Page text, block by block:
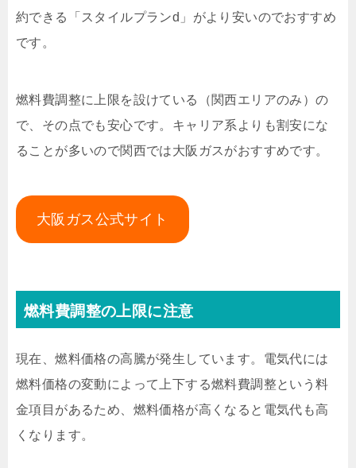
約できる「スタイルプランd」がより安いのでおすすめ
です。
燃料費調整に上限を設けている（関西エリアのみ）の
で、その点でも安心です。キャリア系よりも割安にな
ることが多いので関西では大阪ガスがおすすめです。
大阪ガス公式サイト
燃料費調整の上限に注意
現在、燃料価格の高騰が発生しています。電気代には
燃料価格の変動によって上下する燃料費調整という料
金項目があるため、燃料価格が高くなると電気代も高
くなります。